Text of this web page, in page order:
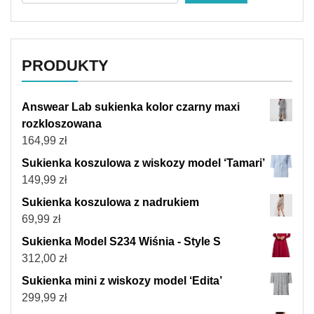
PRODUKTY
Answear Lab sukienka kolor czarny maxi
rozkloszowana
164,99 zł
Sukienka koszulowa z wiskozy model ‘Tamari’
149,99 zł
Sukienka koszulowa z nadrukiem
69,99 zł
Sukienka Model S234 Wiśnia - Style S
312,00 zł
Sukienka mini z wiskozy model ‘Edita’
299,99 zł